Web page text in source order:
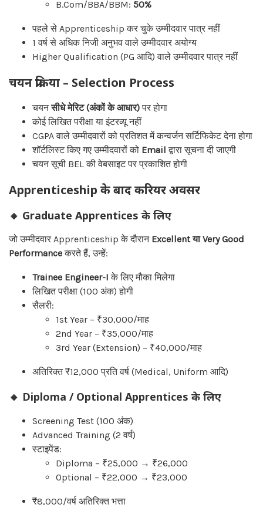
B.Com/BBA/BBM: 50%
पहले से Apprenticeship कर चुके उम्मीदवार पात्र नहीं
1 वर्ष से अधिक निजी अनुभव वाले उम्मीदवार अयोग्य
Higher Qualification (PG आदि) वाले उम्मीदवार पात्र नहीं
चयन प्रक्रिया – Selection Process
चयनसीधे मेरिट (अंकों के आधार)पर होगा
कोई लिखित परीक्षा या इंटरव्यू नहीं
CGPA वाले उम्मीदवारों को प्रतिशत में कन्वर्जन सर्टिफिकेट देना होगा
शॉर्टलिस्ट किए गए उम्मीदवारों को Email द्वारा सूचना दी जाएगी
चयन सूची BEL की वेबसाइट पर प्रकाशित होगी
Apprenticeship के बाद करियर अवसर
🔸 Graduate Apprentices के लिए
जो उम्मीदवार Apprenticeship के दौरान Excellent या Very Good
Performanceकरते हैं, उन्हें:
Trainee Engineer-I के लिए मौका मिलेगा
लिखित परीक्षा (100 अंक) होगी
सैलरी:
1st Year – ₹30,000/माह
2nd Year – ₹35,000/माह
3rd Year (Extension) – ₹40,000/माह
अतिरिक्त ₹12,000 प्रति वर्ष (Medical, Uniform आदि)
🔸 Diploma / Optional Apprentices के लिए
Screening Test (100 अंक)
Advanced Training (2 वर्ष)
स्टाइपेंड:
Diploma – ₹25,000 → ₹26,000
Optional – ₹22,000 → ₹23,000
₹8,000/वर्ष अतिरिक्त भत्ता